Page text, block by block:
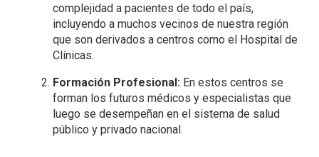
complejidad a pacientes de todo el país,
incluyendo a muchos vecinos de nuestra región
que son derivados a centros como el Hospital de
Clínicas.
Formación Profesional:En estos centros se
forman los futuros médicos y especialistas que
luego se desempeñan en el sistema de salud
público y privado nacional.